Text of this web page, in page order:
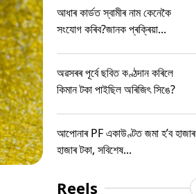
আধাৰ কাৰ্ডত স্বামীৰ নাম কেনেকৈ
সংযোগ কৰিব?জানক প্ৰক্ৰিয়া...
অৱসৰৰ পূৰ্বে ছবিত কণ্ঠদান কৰিলে
কিমান টকা পাইছিল অৰিজিৎ সিঙে?
আপোনাৰ PF একাউণ্টত জমা হ’ব হাজাৰ
হাজাৰ টকা, সবিশেষ...
Reels